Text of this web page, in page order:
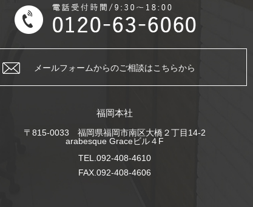
メールフォームからのご相談はこちらから
福岡本社
〒815-0033 福岡県福岡市南区大橋２丁目14-2
arabesque Graceビル４F
TEL.092-408-4610
FAX.092-408-4606